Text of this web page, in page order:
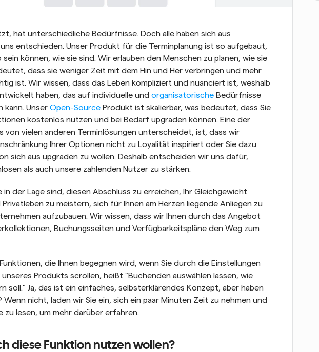
hat unterschiedliche Bedürfnisse. Doch alle haben sich aus
entschieden. Unser Produkt für die Terminplanung ist so aufgebaut,
können, wie sie sind. Wir erlauben den Menschen zu planen, wie sie
dass sie weniger Zeit mit dem Hin und Her verbringen und mehr
ist. Wir wissen, dass das Leben kompliziert und nuanciert ist, weshalb
haben, das auf individuelle und organisatorische Bedürfnisse
kann. Unser Open-Source Produkt ist skalierbar, was bedeutet, dass Sie
kostenlos nutzen und bei Bedarf upgraden können. Eine der
von vielen anderen Terminlösungen unterscheidet, ist, dass wir
Ihrer Optionen nicht zu Loyalität inspiriert oder Sie dazu
sich aus upgraden zu wollen. Deshalb entscheiden wir uns dafür,
als auch unsere zahlenden Nutzer zu stärken.
in der Lage sind, diesen Abschluss zu erreichen, Ihr Gleichgewicht
zu meistern, sich für Ihnen am Herzen liegende Anliegen zu
aufzubauen. Wir wissen, dass wir Ihnen durch das Angebot
Buchungsseiten und Verfügbarkeitspläne den Weg zum
die Ihnen begegnen wird, wenn Sie durch die Einstellungen
Produkts scrollen, heißt "Buchenden auswählen lassen, wie
soll." Ja, das ist ein einfaches, selbsterklärendes Konzept, aber haben
nicht, laden wir Sie ein, sich ein paar Minuten Zeit zu nehmen und
zu lesen, um mehr darüber erfahren.
diese Funktion nutzen wollen?